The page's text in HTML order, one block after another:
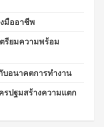
มืออาชีพ
รียมความพร้อม
บอนาคตการทำงาน
ปฐมสร้างความแตก